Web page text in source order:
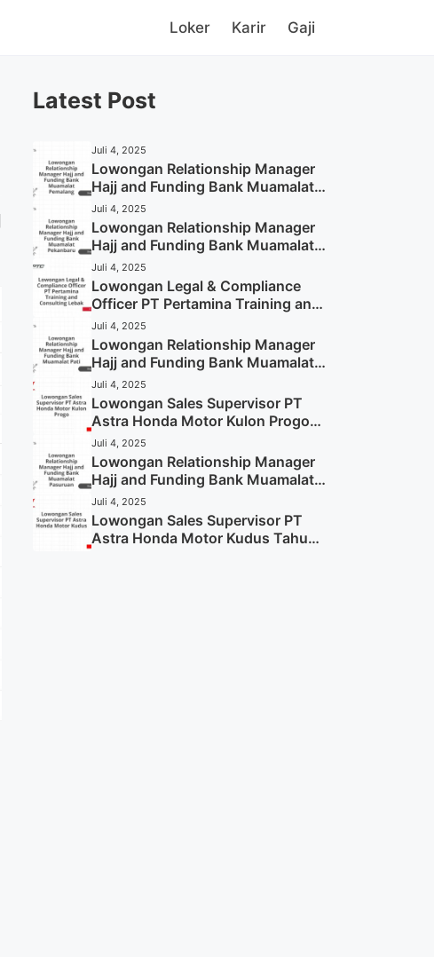
Loker Karir Gaji
Latest Post
Juli 4, 2025
Lowongan Relationship Manager
Hajj and Funding Bank Muamalat
Pemalang Tahun 2025
Juli 4, 2025
Lowongan Relationship Manager
Hajj and Funding Bank Muamalat
Pekanbaru Tahun 2025 (Apply
Now)
Juli 4, 2025
Lowongan Legal & Compliance
Officer PT Pertamina Training and
Consulting Lebak Tahun 2025
(Apply Now)
Juli 4, 2025
Lowongan Relationship Manager
Hajj and Funding Bank Muamalat
Pati Tahun 2025 (Lamar
Sekarang)
Juli 4, 2025
Lowongan Sales Supervisor PT
Astra Honda Motor Kulon Progo
Tahun 2025 (Resmi)
Juli 4, 2025
Lowongan Relationship Manager
Hajj and Funding Bank Muamalat
Pasuruan Tahun 2025 (Apply
Now)
Juli 4, 2025
Lowongan Sales Supervisor PT
Astra Honda Motor Kudus Tahun